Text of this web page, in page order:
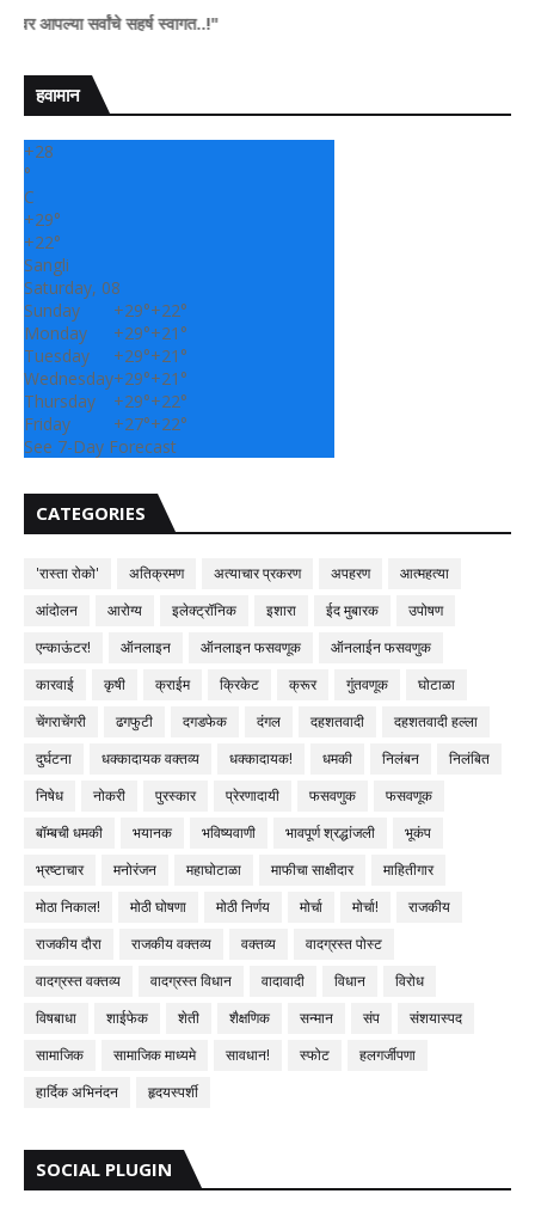
सर्वांचे सहर्ष स्वागत..!"
हवामान
+28
°
C
+29°
+22°
Sangli
Saturday, 08
Sunday
+29°+22°
Monday
+29°+21°
Tuesday
+29°+21°
Wednesday+29°+21°
Thursday
+29°+22°
Friday
+27°+22°
See 7-Day Forecast
CATEGORIES
'रास्ता रोको' अतिक्रमण अत्याचार प्रकरण अपहरण
आत्महत्या
आंदोलन
आरोग्य इलेक्ट्रॉनिक इशारा ईद मुबारक
उपोषण
एन्काऊंटर!
ऑनलाइन ऑनलाइन फसवणूक
ऑनलाईन फसवणुक
कारवाई
कृषी क्राईम क्रिकेट क्रूर गुंतवणूक
घोटाळा
चेंगराचेंगरी
ढगफुटी दगडफेक दंगल दहशतवादी
दहशतवादी हल्ला
दुर्घटना
धक्कादायक वक्तव्य धक्कादायक! धमकी निलंबन
निलंबित
निषेध
नोकरी पुरस्कार प्रेरणादायी फसवणुक
फसवणूक
बॉम्बची धमकी
भयानक भविष्यवाणी भावपूर्ण श्रद्धांजली
भूकंप
भ्रष्टाचार
मनोरंजन महाघोटाळा माफीचा साक्षीदार
माहितीगार
मोठा निकाल!
मोठी घोषणा मोठी निर्णय मोर्चा मोर्चा!
राजकीय
राजकीय दौरा
राजकीय वक्तव्य वक्तव्य
वादग्रस्त पोस्ट
वादग्रस्त वक्तव्य
वादग्रस्त विधान वादावादी विधान
विरोध
विषबाधा
शाईफेक शेती शैक्षणिक सन्मान संप
संशयास्पद
सामाजिक
सामाजिक माध्यमे सावधान! स्फोट
हलगर्जीपणा
हार्दिक अभिनंदन
हृदयस्पर्शी
SOCIAL PLUGIN